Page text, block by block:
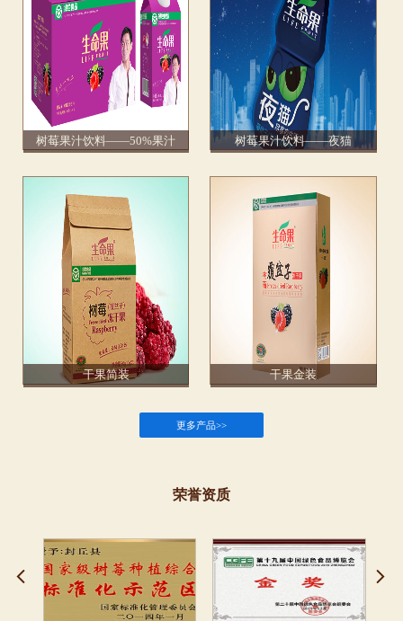
树莓果汁饮料——50%果汁 树莓果汁饮料——夜猫
干果简装 干果金装
更多产品>>
荣誉资质